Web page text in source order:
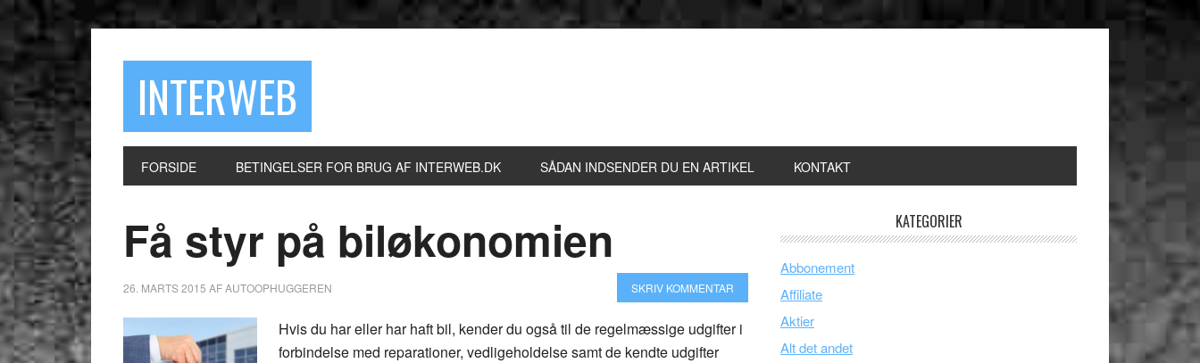
INTERWEB
FORSIDE BETINGELSER FOR BRUG AF INTERWEB.DK SÅDAN INDSENDER DU EN ARTIKEL KONTAKT
Få styr på biløkonomien
26. MARTS 2015 AFAUTOOPHUGGEREN SKRIV KOMMENTAR
Hvis du har eller har haft bil, kender du også til de regelmæssige udgifter i
forbindelse med reparationer, vedligeholdelse samt de kendte udgifter
KATEGORIER
Abbonement
Affiliate
Aktier
Alt det andet